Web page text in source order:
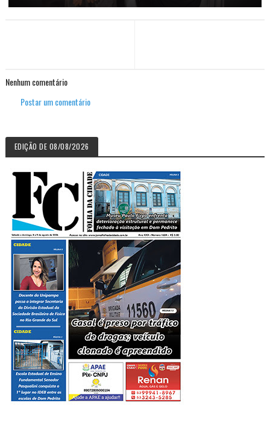
Nenhum comentário
Postar um comentário
EDIÇÃO DE 08/08/2026